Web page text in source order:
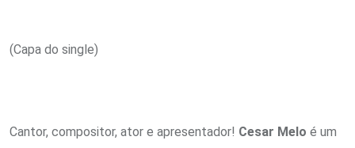
(Capa do single)
Cantor, compositor, ator e apresentador! Cesar Melo é um